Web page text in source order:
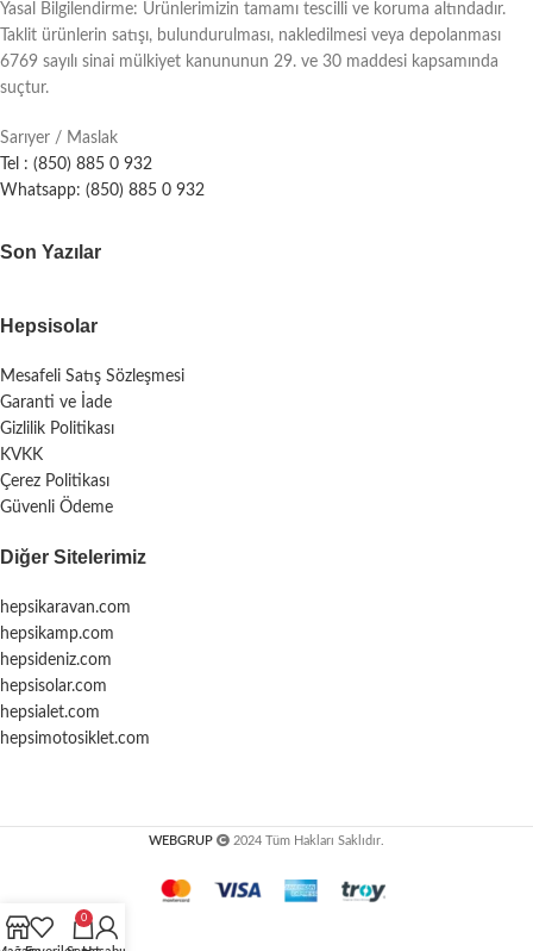
Yasal Bilgilendirme: Ürünlerimizin tamamı tescilli ve koruma altındadır.
Taklit ürünlerin satışı, bulundurulması, nakledilmesi veya depolanması
6769 sayılı sinai mülkiyet kanununun 29. ve 30 maddesi kapsamında
suçtur.
Sarıyer / Maslak
Tel : (850) 885 0 932
Whatsapp: (850) 885 0 932
Son Yazılar
Hepsisolar
Mesafeli Satış Sözleşmesi
Garanti ve İade
Gizlilik Politikası
KVKK
Çerez Politikası
Güvenli Ödeme
Diğer Sitelerimiz
hepsikaravan.com
hepsikamp.com
hepsideniz.com
hepsisolar.com
hepsialet.com
hepsimotosiklet.com
WEBGRUP 2024 Tüm Hakları Saklıdır.
0